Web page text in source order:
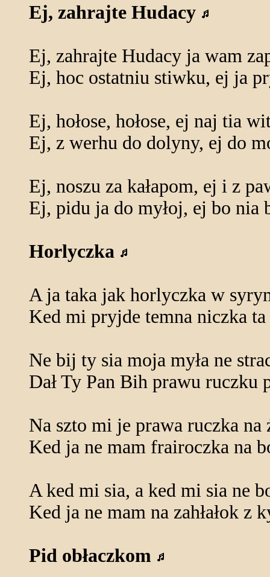
Ej, zahrajte Hudacy
Ej, zahrajte Hudacy ja wam
Ej, hoc ostatniu stiwku, ej ja
Ej, hołose, hołose, ej naj tia
Ej, z werhu do dolyny, ej do
Ej, noszu za kałapom, ej i z
Ej, pidu ja do myłoj, ej bo nia
Horlyczka
A ja taka jak horlyczka w
Ked mi pryjde temna niczka
Ne bij ty sia moja myła ne
Dał Ty Pan Bih prawu ruczku
Na szto mi je prawa ruczka na
Ked ja ne mam frairoczka na
A ked mi sia, a ked mi sia ne
Ked ja ne mam na zahłałok z
Pid obłaczkom